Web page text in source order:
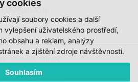
cookies
soubory cookies a další
vylepšení uživatelského prostředí,
obsahu a reklam, analýzy
a zjištění zdroje návštěvnosti.
Souhlasím
O DOK.REVUE
NÁS
KONTAKTY
KINEMATOGRAFIE, KRAJE VYSOČINA A